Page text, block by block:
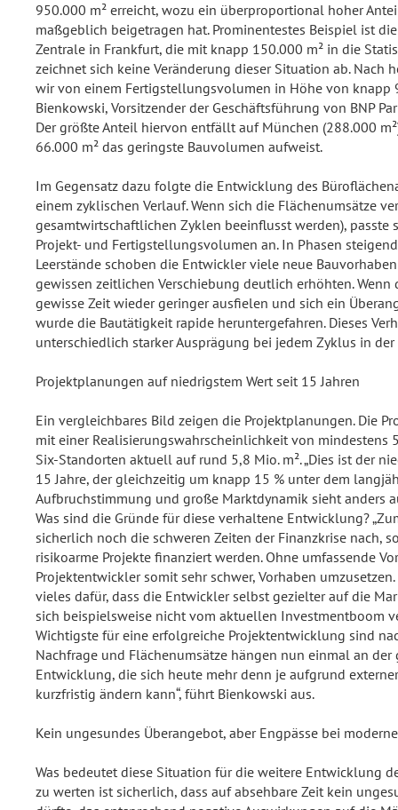
950.000 m² erreicht, wozu ein überproportional hoher
maßgeblich beigetragen hat. Prominentestes Beispiel ist
Zentrale in Frankfurt, die mit knapp 150.000 m² in die
zeichnet sich keine Veränderung dieser Situation ab. Nach
wir von einem Fertigstellungsvolumen in Höhe von knapp
Bienkowski, Vorsitzender der Geschäftsführung von BNP
Der größte Anteil hiervon entfällt auf München (288.000
66.000 m² das geringste Bauvolumen aufweist.
Im Gegensatz dazu folgte die Entwicklung des
einem zyklischen Verlauf. Wenn sich die Flächenumsätze
gesamtwirtschaftlichen Zyklen beeinflusst werden), passte
Projekt- und Fertigstellungsvolumen an. In Phasen
Leerstände schoben die Entwickler viele neue
gewissen zeitlichen Verschiebung deutlich erhöhten. Wenn
gewisse Zeit wieder geringer ausfielen und sich ein
wurde die Bautätigkeit rapide heruntergefahren. Dieses
unterschiedlich starker Ausprägung bei jedem Zyklus in
Projektplanungen auf niedrigstem Wert seit 15 Jahren
Ein vergleichbares Bild zeigen die Projektplanungen. Die
mit einer Realisierungswahrscheinlichkeit von mindestens
Six-Standorten aktuell auf rund 5,8 Mio. m². „Dies ist der
15 Jahre, der gleichzeitig um knapp 15 % unter dem
Aufbruchstimmung und große Marktdynamik sieht anders
Was sind die Gründe für diese verhaltene Entwicklung?
sicherlich noch die schweren Zeiten der Finanzkrise nach,
risikoarme Projekte finanziert werden. Ohne umfassende
Projektentwickler somit sehr schwer, Vorhaben
vieles dafür, dass die Entwickler selbst gezielter auf die
sich beispielsweise nicht vom aktuellen Investmentboom
Wichtigste für eine erfolgreiche Projektentwicklung sind
Nachfrage und Flächenumsätze hängen nun einmal an
Entwicklung, die sich heute mehr denn je aufgrund
kurzfristig ändern kann“, führt Bienkowski aus.
Kein ungesundes Überangebot, aber Engpässe bei
Was bedeutet diese Situation für die weitere Entwicklung
zu werten ist sicherlich, dass auf absehbare Zeit kein